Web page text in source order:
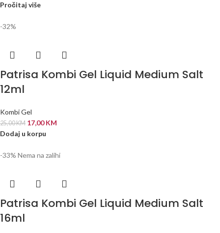
Pročitaj više
-32%
Patrisa Kombi Gel Liquid Medium Salt
12ml
Kombi Gel
25,00KM 17,00KM
Dodaj u korpu
-33% Nema na zalihi
Patrisa Kombi Gel Liquid Medium Salt
16ml